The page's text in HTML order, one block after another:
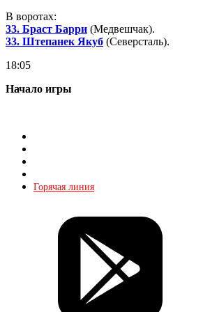
В воротах:
33. Браст Барри (Медвешчак).
33. Штепанек Якуб (Северсталь).
18:05
Начало игры
Горячая линия